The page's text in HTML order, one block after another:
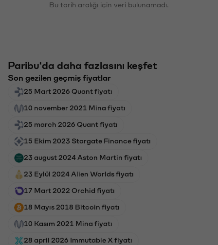
Bu tarih aralığı için veri bulunamadı.
Paribu'da daha fazlasını keşfet
Son gezilen geçmiş fiyatlar
25 Mart 2026 Quant fiyatı
10 november 2021 Mina fiyatı
25 march 2026 Quant fiyatı
15 Ekim 2023 Stargate Finance fiyatı
23 august 2024 Aston Martin fiyatı
23 Eylül 2024 Alien Worlds fiyatı
17 Mart 2022 Orchid fiyatı
18 Mayıs 2018 Bitcoin fiyatı
10 Kasım 2021 Mina fiyatı
28 april 2026 Immutable X fiyatı